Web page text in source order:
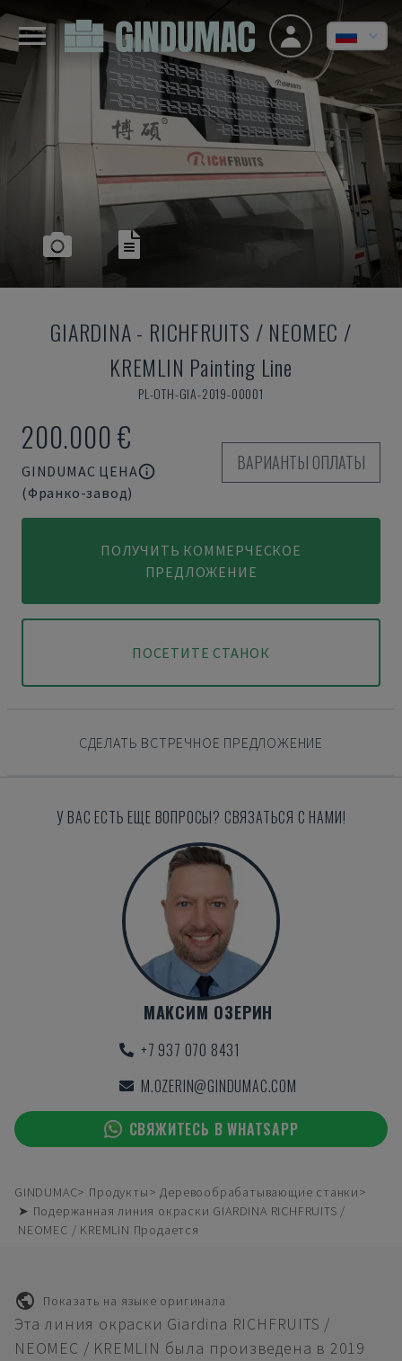
GIARDINA- RICHFRUITS / NEOMEC /
KREMLIN Painting Line
PL-OTH-GIA-2019-00001
200.000 €
GINDUMAC ЦЕНА
(Франко-завод)
ВАРИАНТЫ ОПЛАТЫ
ПОЛУЧИТЬ КОММЕРЧЕСКОЕ
ПРЕДЛОЖЕНИЕ
ПОСЕТИТЕ СТАНОК
СДЕЛАТЬ ВСТРЕЧНОЕ ПРЕДЛОЖЕНИЕ
У ВАС ЕСТЬ ЕЩЕ ВОПРОСЫ? СВЯЗАТЬСЯ С НАМИ!
МАКСИМ ОЗЕРИН
+7 937 070 8431
M.OZERIN@GINDUMAC.COM
СВЯЖИТЕСЬ В WHATSAPP
GINDUMAC Продукты
Деревообрабатывающие станки
➤ Подержанная линия окраски GIARDINA RICHFRUITS /
NEOMEC / KREMLIN Продается
Показать на языке оригинала
Эта линия окраски Giardina RICHFRUITS /
NEOMEC / KREMLIN была произведена в 2019